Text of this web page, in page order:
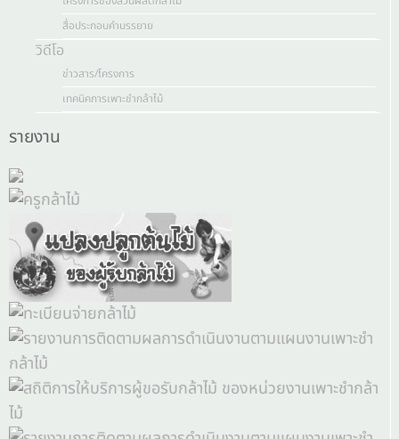
สื่อประกอบคำบรรยาย
วิดีโอ
ข่าวสาร/โครงการ
เทคนิคการเพาะชำกล้าไม้
รายงาน